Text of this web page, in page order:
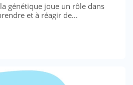
génétique joue un rôle dans
et à réagir de...